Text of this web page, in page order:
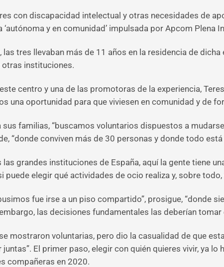
con discapacidad intelectual y otras necesidades de
‘autónoma y en comunidad’ impulsada por Apcom Plena
las tres llevaban más de 11 años en la residencia de
instituciones.
centro y una de las promotoras de la experiencia,
una oportunidad para que viviesen en comunidad y de
sus familias, “buscamos voluntarios dispuestos a
“donde conviven más de 30 personas y donde todo
las grandes instituciones de España, aquí la gente tiene
puede elegir qué actividades de ocio realiza y, sobre
fue irse a un piso compartido”, prosigue, “donde
las decisiones fundamentales las deberían tomar
mostraron voluntarias, pero dio la casualidad de que
juntas”. El primer paso, elegir con quién quieres vivir, ya
compañeras en 2020.